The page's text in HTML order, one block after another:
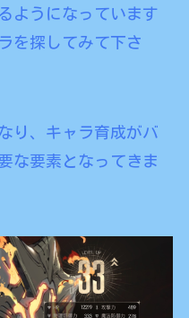
ようになっています
を探してみて下さ
り、キャラ育成がバ
な要素となってきま